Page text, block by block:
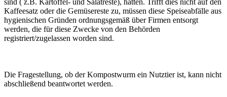
sind ( z.B. Kartoffel- und Salatreste), hatten. Trifft dies nicht auf den
Kaffeesatz oder die Gemüsereste zu, müssen diese Speiseabfälle aus
hygienischen Gründen ordnungsgemäß über Firmen entsorgt
werden, die für diese Zwecke von den Behörden
registriert/zugelassen worden sind.
Die Fragestellung, ob der Kompostwurm ein Nutztier ist, kann nicht
abschließend beantwortet werden.